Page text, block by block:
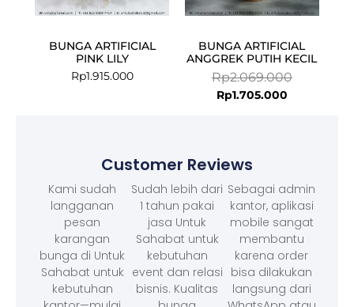
BUNGA ARTIFICIAL
PINK LILY
Rp1.915.000
BUNGA ARTIFICIAL
ANGGREK PUTIH KECIL
Rp2.069.000
Rp1.705.000
Customer Reviews
Kami sudah
langganan
pesan
karangan
bunga di Untuk
Sahabat untuk
kebutuhan
Sudah lebih dari
1 tahun pakai
jasa Untuk
Sahabat untuk
kebutuhan
event dan relasi
bisnis. Kualitas
Sebagai admin
kantor, aplikasi
mobile sangat
membantu
karena order
bisa dilakukan
langsung dari